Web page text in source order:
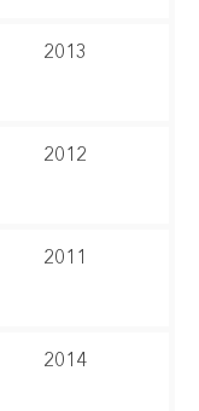
2013
2012
2011
2014